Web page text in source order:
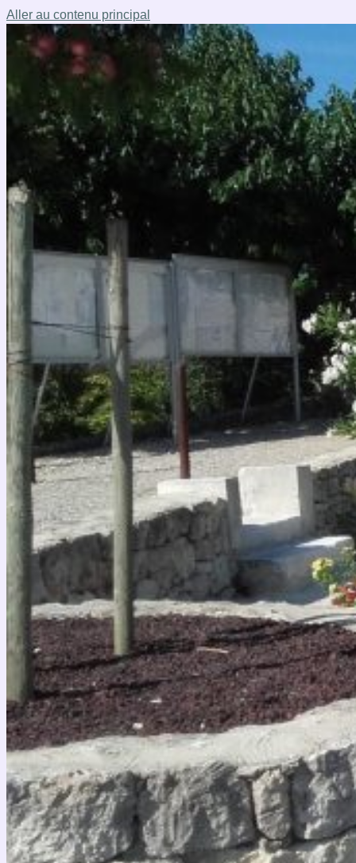
Aller au contenu principal